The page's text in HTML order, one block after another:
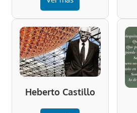
Heberto Castillo